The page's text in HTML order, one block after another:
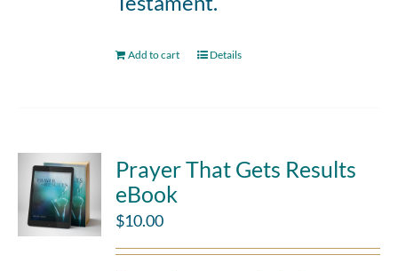
Add to cart Details
Prayer That Gets Results
eBook
$10.00